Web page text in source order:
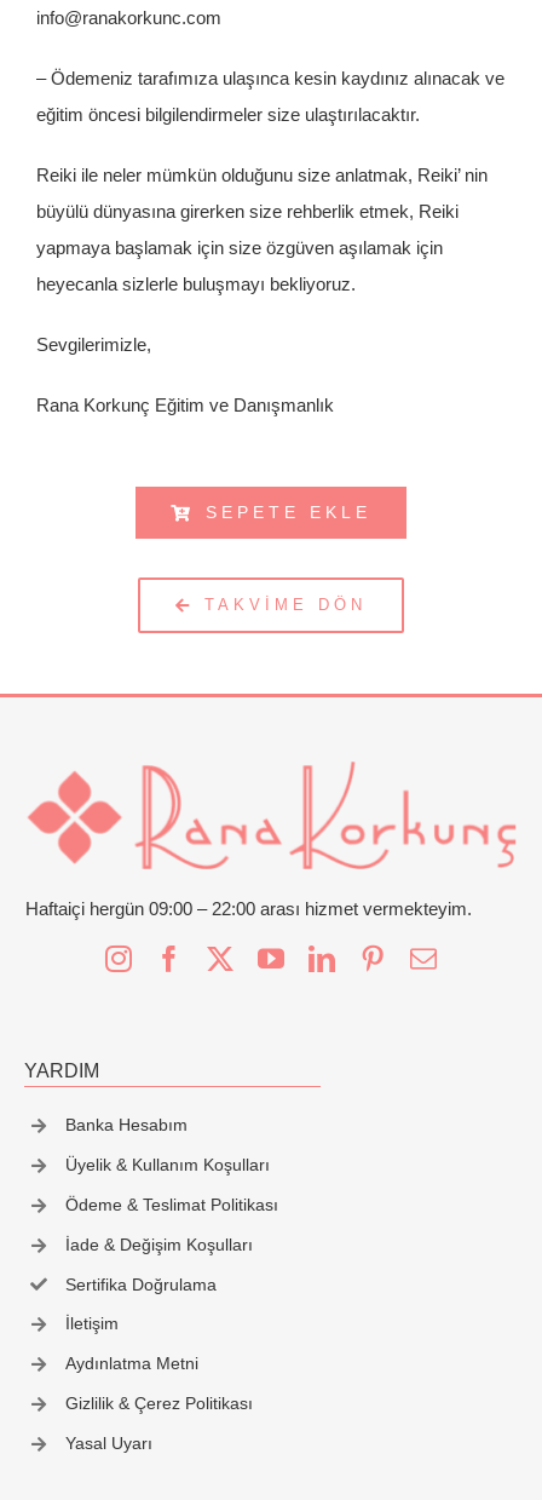
info@ranakorkunc.com
– Ödemeniz tarafımıza ulaşınca kesin kaydınız alınacak ve
eğitim öncesi bilgilendirmeler size ulaştırılacaktır.
Reiki ile neler mümkün olduğunu size anlatmak, Reiki’ nin
büyülü dünyasına girerken size rehberlik etmek, Reiki
yapmaya başlamak için size özgüven aşılamak için
heyecanla sizlerle buluşmayı bekliyoruz.
Sevgilerimizle,
Rana Korkunç Eğitim ve Danışmanlık
SEPETE EKLE
TAKVIME DÖN
Haftaiçi hergün 09:00 – 22:00 arası hizmet vermekteyim.
YARDIM
Banka Hesabım
Üyelik & Kullanım Koşulları
Ödeme & Teslimat Politikası
İade & Değişim Koşulları
Sertifika Doğrulama
İletişim
Aydınlatma Metni
Gizlilik & Çerez Politikası
Yasal Uyarı